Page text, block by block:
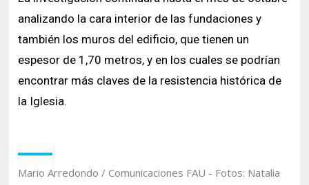
analizando la cara interior de las fundaciones y
también los muros del edificio, que tienen un
espesor de 1,70 metros, y en los cuales se podrían
encontrar más claves de la resistencia histórica de
la Iglesia.
Mario Arredondo / Comunicaciones FAU - Fotos: Natalia